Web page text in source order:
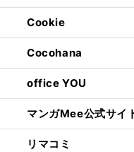
Cookie
Cocohana
office YOU
マンガMee公式サイ
リマコミ